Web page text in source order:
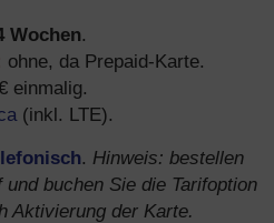
Wochen.
ohne, da Prepaid-Karte.
einmalig.
(inkl. LTE).
. Hinweis: bestellen
buchen Sie die Tarifoption
Aktivierung der Karte.